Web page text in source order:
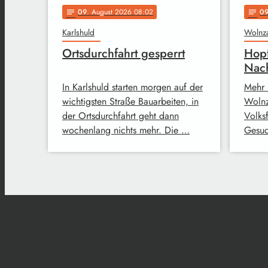
notes 09. August 2026 08:02
Karlshuld
Ortsdurchfahrt gesperrt
In Karlshuld starten morgen auf der
wichtigsten Straße Bauarbeiten, in
der Ortsdurchfahrt geht dann
wochenlang nichts mehr. Die …
notes 09
Mehr